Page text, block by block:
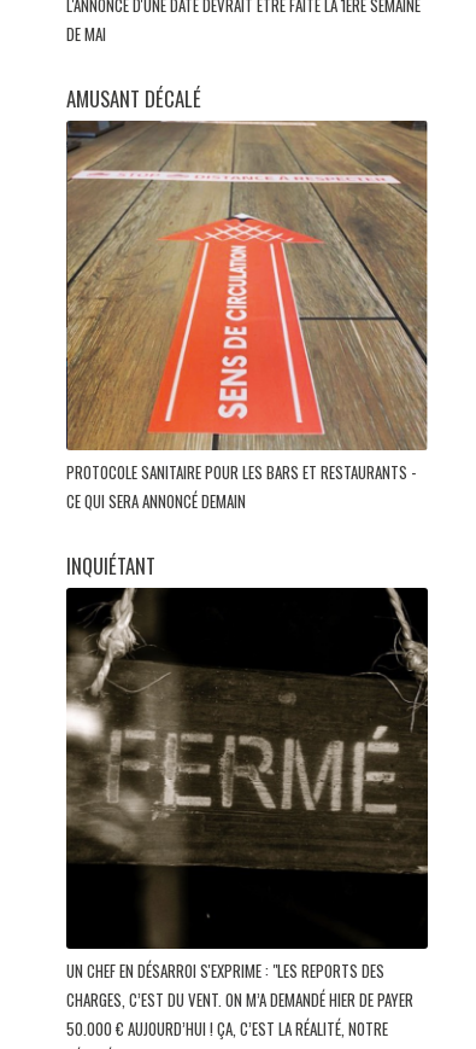
DE MAI
AMUSANT DÉCALÉ
PROTOCOLE SANITAIRE POUR LES BARS ET RESTAURANTS -
CE QUI SERA ANNONCÉ DEMAIN
INQUIÉTANT
UN CHEF EN DÉSARROI S'EXPRIME : "LES REPORTS DES
CHARGES, C’EST DU VENT. ON M’A DEMANDÉ HIER DE PAYER
50.000 € AUJOURD’HUI ! ÇA, C’EST LA RÉALITÉ, NOTRE